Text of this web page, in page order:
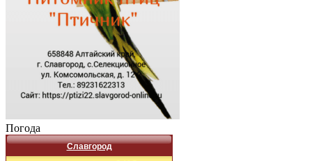
Погода
Славгород